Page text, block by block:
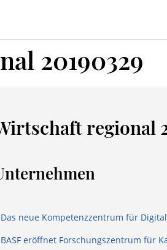
20190329
regional
Das neue Kompetenzzentrum für
BASF eröffnet Forschungszentrum für